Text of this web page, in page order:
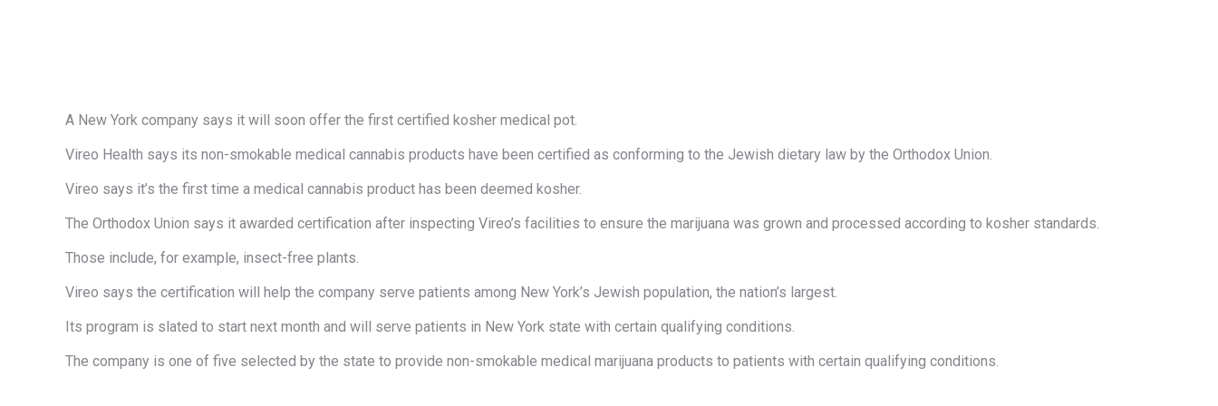
A New York company says it will soon offer the first certified kosher medical pot.
Vireo Health says its non-smokable medical cannabis products have been certified as conforming to the Jewish dietary law by the Orthodox Union.
Vireo says it’s the first time a medical cannabis product has been deemed kosher.
The Orthodox Union says it awarded certification after inspecting Vireo’s facilities to ensure the marijuana was grown and processed according to kosher standards.
Those include, for example, insect-free plants.
Vireo says the certification will help the company serve patients among New York’s Jewish population, the nation’s largest.
Its program is slated to start next month and will serve patients in New York state with certain qualifying conditions.
The company is one of five selected by the state to provide non-smokable medical marijuana products to patients with certain qualifying conditions.